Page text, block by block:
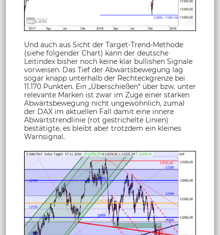
Und auch aus Sicht der Target-Trend-Methode
(siehe folgender Chart) kann der deutsche
Leitindex bisher noch keine klar bullishen Signale
vorweisen. Das Tief der Abwärtsbewegung lag
sogar knapp unterhalb der Rechteckgrenze bei
11.170 Punkten. Ein „Überschießen“ über bzw. unter
relevante Marken ist zwar im Zuge einer starken
Abwärtsbewegung nicht ungewöhnlich, zumal
der DAX im aktuellen Fall damit eine innere
Abwärtstrendlinie (rot gestrichelte Linien)
bestätigte, es bleibt aber trotzdem ein kleines
Warnsignal.